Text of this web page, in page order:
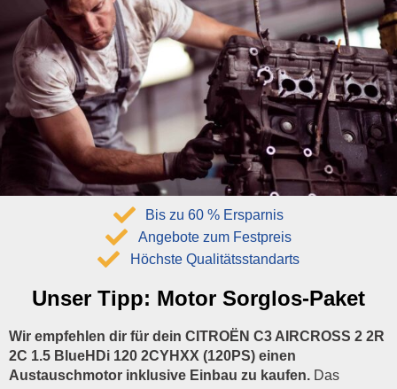
Unser Tipp: Motor Sorglos-Paket
Wir empfehlen dir für dein CITROËN C3 AIRCROSS 2 2R
2C 1.5 BlueHDi 120 2CYHXX (120PS) einen
Austauschmotor inklusive Einbau zu kaufen. Das
Bis zu 60 % Ersparnis
Angebote zum Festpreis
Höchste Qualitätsstandarts